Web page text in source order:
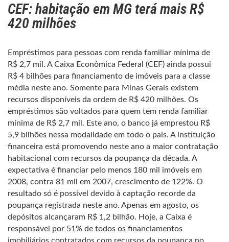
CEF: habitação em MG terá mais R$
420 milhões
Empréstimos para pessoas com renda familiar mínima de
R$ 2,7 mil. A Caixa Econômica Federal (CEF) ainda possui
R$ 4 bilhões para financiamento de imóveis para a classe
média neste ano. Somente para Minas Gerais existem
recursos disponíveis da ordem de R$ 420 milhões. Os
empréstimos são voltados para quem tem renda familiar
mínima de R$ 2,7 mil. Este ano, o banco já emprestou R$
5,9 bilhões nessa modalidade em todo o país. A instituição
financeira está promovendo neste ano a maior contratação
habitacional com recursos da poupança da década. A
expectativa é financiar pelo menos 180 mil imóveis em
2008, contra 81 mil em 2007, crescimento de 122%. O
resultado só é possível devido à captação recorde da
poupança registrada neste ano. Apenas em agosto, os
depósitos alcançaram R$ 1,2 bilhão. Hoje, a Caixa é
responsável por 51% de todos os financiamentos